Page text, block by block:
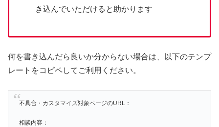
き込んでいただけると助かります
何を書き込んだら良いか分からない場合は、以下のテンプ
レートをコピペしてご利用ください。
不具合・カスタマイズ対象ページのURL：
相談内容：